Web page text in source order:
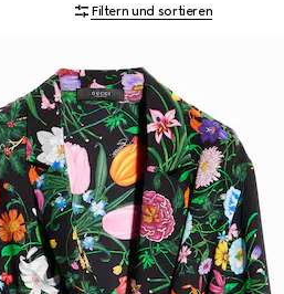
Filtern und sortieren